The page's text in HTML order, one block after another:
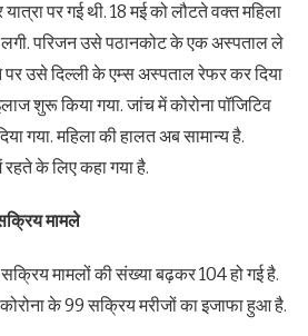
पर गई थी. 18 मई को लौटते वक्त महिला
परिजन उसे पठानकोट के एक अस्पताल ले
पर उसे दिल्ली के एम्स अस्पताल रेफर कर दिया
शुरू किया गया. जांच में कोरोना पॉजिटिव
गया. महिला की हालत अब सामान्य है.
के लिए कहा गया है.
मामले
सक्रिय मामलों की संख्या बढ़कर 104 हो गई है.
के 99 सक्रिय मरीजों का इजाफा हुआ है.